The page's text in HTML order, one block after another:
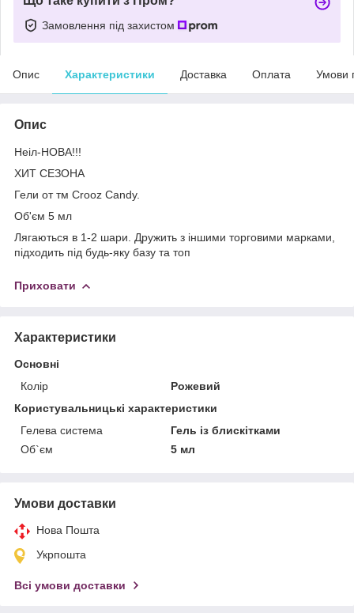
Замовлення під захистом
Опис Характеристики Доставка Оплата Умови
Опис
Неіл-НОВА!!!
ХИТ СЕЗОНА
Гели от тм Crooz Candy.
Об'єм 5 мл
Лягаються в 1-2 шари. Дружить з іншими торговими марками,
підходить під будь-яку базу та топ
Приховати
Характеристики
Основні
Колір
Рожевий
Користувальницькі характеристики
Гелева система
Гель із блискітками
Об`єм
5 мл
Умови доставки
Нова Пошта
Укрпошта
Всі умови доставки